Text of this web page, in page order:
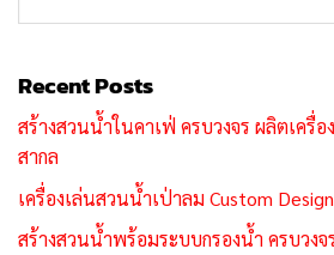
Recent Posts
สร้างสวนน้ำในคาเฟ่ ครบวงจร ผลิตเครื่
สากล
เครื่องเล่นสวนน้ำเป่าลม Custom
สร้างสวนน้ำพร้อมระบบกรองน้ำ ครบวงจ